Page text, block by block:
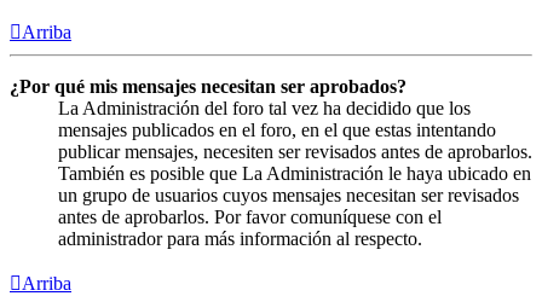
Arriba
¿Por qué mis mensajes necesitan ser aprobados?
La Administración del foro tal vez ha decidido que los
mensajes publicados en el foro, en el que estas intentando
publicar mensajes, necesiten ser revisados antes de aprobarlos.
También es posible que La Administración le haya ubicado en
un grupo de usuarios cuyos mensajes necesitan ser revisados
antes de aprobarlos. Por favor comuníquese con el
administrador para más información al respecto.
Arriba